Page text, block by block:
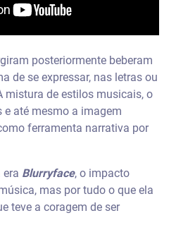
posteriormente beberam
de se expressar, nas letras ou
mistura de estilos musicais, o
e até mesmo a imagem
ferramenta narrativa por
Blurryface, o impacto
mas por tudo o que ela
teve a coragem de ser